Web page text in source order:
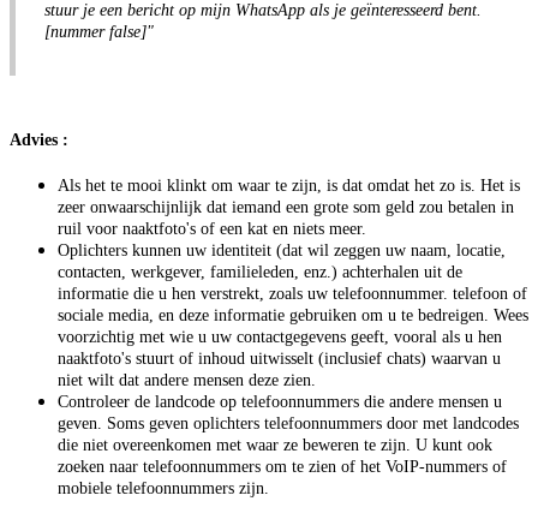
stuur je een bericht op mijn WhatsApp als je geïnteresseerd bent.
[nummer false]"
Advies :
Als het te mooi klinkt om waar te zijn, is dat omdat het zo is. Het is
zeer onwaarschijnlijk dat iemand een grote som geld zou betalen in
ruil voor naaktfoto's of een kat en niets meer.
Oplichters kunnen uw identiteit (dat wil zeggen uw naam, locatie,
contacten, werkgever, familieleden, enz.) achterhalen uit de
informatie die u hen verstrekt, zoals uw telefoonnummer. telefoon of
sociale media, en deze informatie gebruiken om u te bedreigen. Wees
voorzichtig met wie u uw contactgegevens geeft, vooral als u hen
naaktfoto's stuurt of inhoud uitwisselt (inclusief chats) waarvan u
niet wilt dat andere mensen deze zien.
Controleer de landcode op telefoonnummers die andere mensen u
geven. Soms geven oplichters telefoonnummers door met landcodes
die niet overeenkomen met waar ze beweren te zijn. U kunt ook
zoeken naar telefoonnummers om te zien of het VoIP-nummers of
mobiele telefoonnummers zijn.